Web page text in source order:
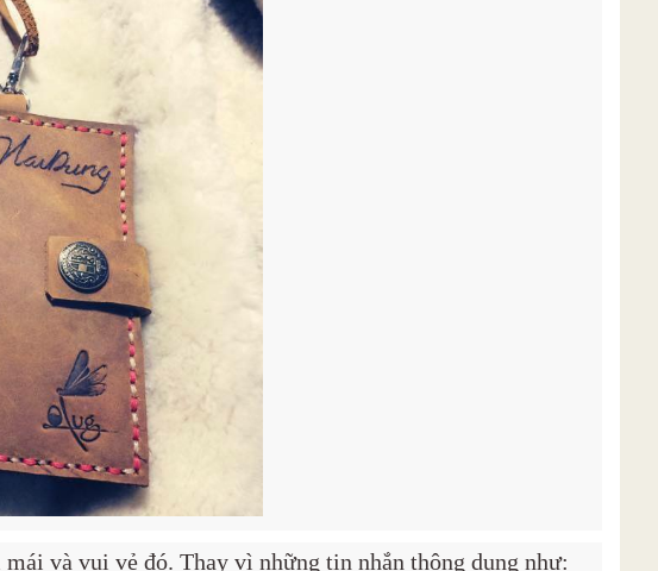
và vui vẻ đó. Thay vì những tin nhắn thông dụng như: